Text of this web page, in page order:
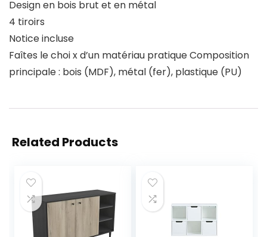
Design en bois brut et en métal
4 tiroirs
Notice incluse
Faîtes le choi x d’un matériau pratique Composition
principale : bois (MDF), métal (fer), plastique (PU)
Related Products